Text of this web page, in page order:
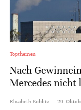
Topthemen
Nach
Mercedes nicht
Elisabeth Koblitz · 29.